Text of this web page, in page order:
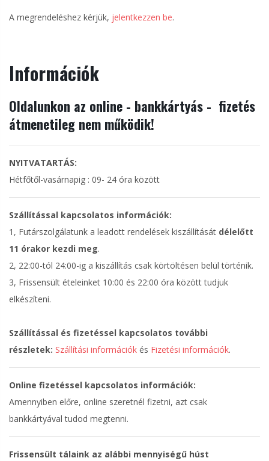
A megrendeléshez kérjük, jelentkezzen be.
Információk
Oldalunkon az online - bankkártyás - fizetés
átmenetileg nem működik!
NYITVATARTÁS:
Hétfőtől-vasárnapig : 09- 24 óra között
Szállítással kapcsolatos információk:
1, Futárszolgálatunk a leadott rendelések kiszállítását délelőtt
11 órakor kezdi meg.
2, 22:00-tól 24:00-ig a kiszállítás csak körtöltésen belül történik.
3, Frissensült ételeinket 10:00 és 22:00 óra között tudjuk
elkészíteni.
Szállítással és fizetéssel kapcsolatos további
részletek: Szállítási információk és Fizetési információk.
Online fizetéssel kapcsolatos információk:
Amennyiben előre, online szeretnél fizetni, azt csak
bankkártyával tudod megtenni.
Frissensült tálaink az alábbi mennyiségű húst